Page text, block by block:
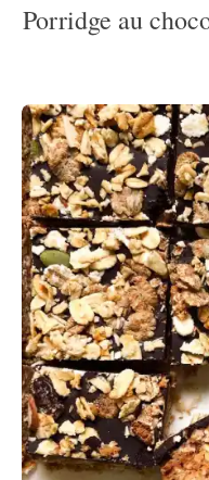
Porridge au